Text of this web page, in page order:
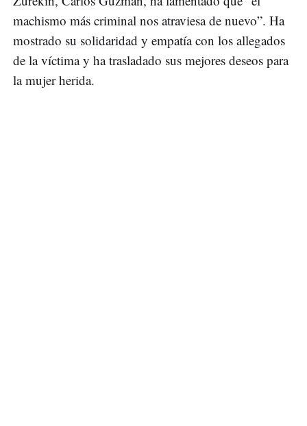
machismo más criminal nos atraviesa de nuevo”. Ha
mostrado su solidaridad y empatía con los allegados
de la víctima y ha trasladado sus mejores deseos para
la mujer herida.